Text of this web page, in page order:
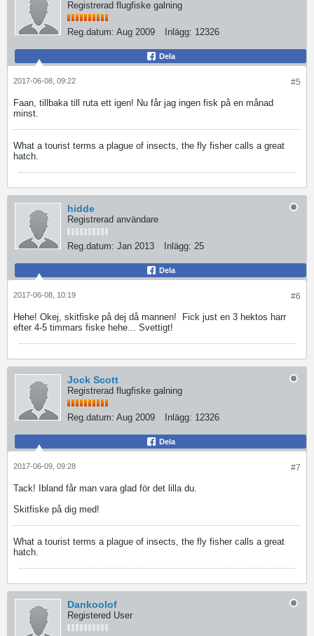
Registrerad flugfiske galning
Reg.datum: Aug 2009 Inlägg: 12326
Dela
#5
2017-06-08, 09:22
Faan, tillbaka till ruta ett igen! Nu får jag ingen fisk på en månad
minst.
What a tourist terms a plague of insects, the fly fisher calls a great
hatch.
hidde
Registrerad användare
Reg.datum: Jan 2013 Inlägg: 25
Dela
#6
2017-06-08, 10:19
Hehe! Okej, skitfiske på dej då mannen!
Fick just en 3 hektos harr
efter 4-5 timmars fiske hehe... Svettigt!
Jock Scott
Registrerad flugfiske galning
Reg.datum: Aug 2009 Inlägg: 12326
Dela
#7
2017-06-09, 09:28
Tack! Ibland får man vara glad för det lilla du.
Skitfiske på dig med!
What a tourist terms a plague of insects, the fly fisher calls a great
hatch.
Dankoolof
Registered User